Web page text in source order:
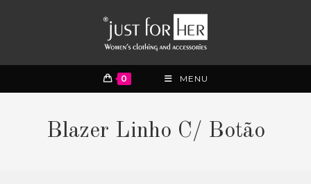
0 MENU
Blazer Linho C/ Botão